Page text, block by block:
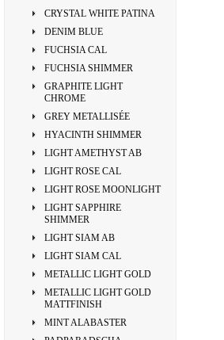
CRYSTAL WHITE PATINA
DENIM BLUE
FUCHSIA CAL
FUCHSIA SHIMMER
GRAPHITE LIGHT
CHROME
GREY METALLISÉE
HYACINTH SHIMMER
LIGHT AMETHYST AB
LIGHT ROSE CAL
LIGHT ROSE MOONLIGHT
LIGHT SAPPHIRE
SHIMMER
LIGHT SIAM AB
LIGHT SIAM CAL
METALLIC LIGHT GOLD
METALLIC LIGHT GOLD
MATTFINISH
MINT ALABASTER